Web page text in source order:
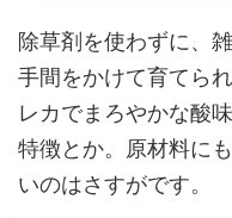
除草剤を使わずに、
手間をかけて育てら
レカでまろやかな酸
特徴とか。原材料に
いのはさすがです。